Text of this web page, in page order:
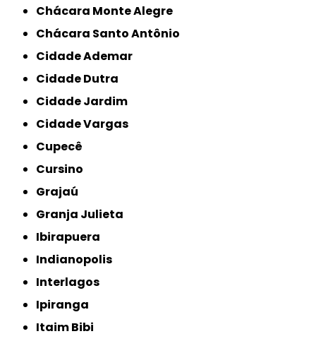
Chácara Monte Alegre
Chácara Santo Antônio
Cidade Ademar
Cidade Dutra
Cidade Jardim
Cidade Vargas
Cupecê
Cursino
Grajaú
Granja Julieta
Ibirapuera
Indianopolis
Interlagos
Ipiranga
Itaim Bibi